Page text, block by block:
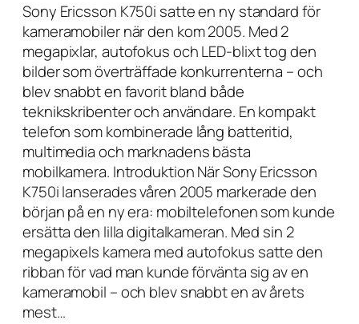
Sony Ericsson K750i satte en ny standard för
kameramobiler när den kom 2005. Med 2
megapixlar, autofokus och LED-blixt tog den
bilder som överträffade konkurrenterna – och
blev snabbt en favorit bland både
teknikskribenter och användare. En kompakt
telefon som kombinerade lång batteritid,
multimedia och marknadens bästa
mobilkamera. Introduktion När Sony Ericsson
K750i lanserades våren 2005 markerade den
början på en ny era: mobiltelefonen som kunde
ersätta den lilla digitalkameran. Med sin 2
megapixels kamera med autofokus satte den
ribban för vad man kunde förvänta sig av en
kameramobil – och blev snabbt en av årets
mest…